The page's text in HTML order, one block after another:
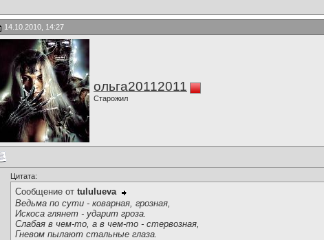
14.10.2010, 14:27
ольга20112011
Старожил
Цитата:
Сообщение от tululueva
Ведьма по сути - коварная, грозная,
Искоса глянет - ударит гроза.
Слабая в чем-то, а в чем-то - стервозная,
Гневом пылают стальные глаза.